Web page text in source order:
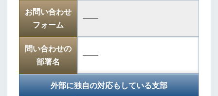
お問い合わせ
フォーム
――
問い合わせの
部署名
――
外部に独自の対応もしている支部